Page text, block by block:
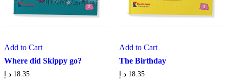
Add to Cart
Where did Skippy go?
18.35 د.إ
Add to Cart
The Birthday
18.35 د.إ